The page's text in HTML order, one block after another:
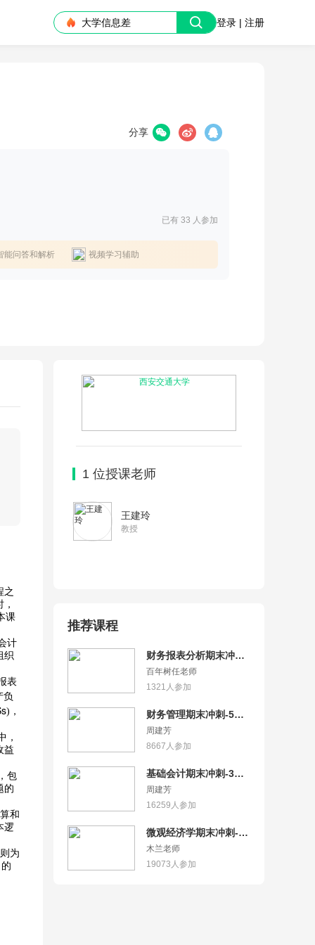
大学信息差 登录 | 注册
分享
已有 33 人参加
能问答和解析 视频学习辅助
之
课
计
织
表
负
)，
，
益
包
的
和
逻
为
1 位授课老师
王建玲
教授
推荐课程
财务报表分析期末冲
刺-5小时突击财务报表
分析
百年树任老师
1321 人参加
财务管理期末冲刺-5小
时突击财务管理
周建芳
8667 人参加
基础会计期末冲刺-3小
时突击基础会计/会计学
基础/会计基础/会计学/
周建芳
16259 人参加
微观经济学期末冲刺-6
小时突击微观经济学
木兰老师
19073 人参加